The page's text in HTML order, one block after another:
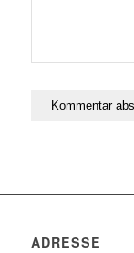
ADRESSE